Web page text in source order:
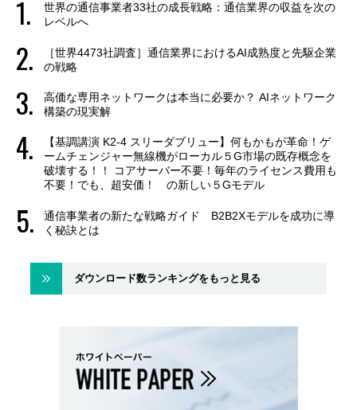
世界の通信事業者33社の成長戦略：通信業界の収益を次の
レベルへ
［世界4473社調査］通信業界におけるAI成熟度と先駆企業
の戦略
高価な専用ネットワークは本当に必要か？ AIネットワーク
構築の現実解
【基調講演 K2-4 スリーダブリュー】何もかもが革命！ゲ
ームチェンジャー無線機がローカル５G市場の既存概念を
破壊する！！ コアサーバー不要！毎年のライセンス費用も
不要！でも、超安価！ の新しい５Gモデル
通信事業者の新たな戦略ガイド B2B2Xモデルを成功に導
く秘訣とは
ダウンロード数ランキングをもっと見る